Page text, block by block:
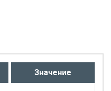
Значение